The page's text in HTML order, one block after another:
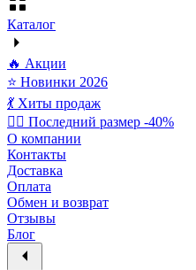
Каталог
🔥 Акции
⭐ Новинки 2026
💃 Хиты продаж
🏃‍♀️ Последний размер -40%
О компании
Контакты
Доставка
Оплата
Обмен и возврат
Отзывы
Блог